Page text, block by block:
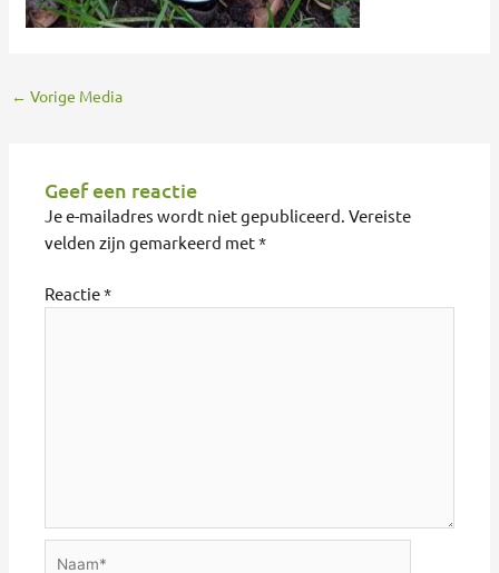
← Vorige Media
Geef een reactie
Je e-mailadres wordt niet gepubliceerd. Vereiste
velden zijn gemarkeerd met*
Reactie*